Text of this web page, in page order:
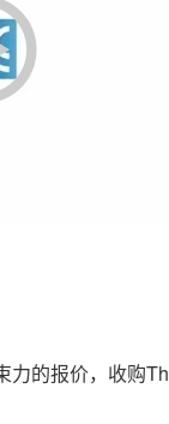
的报价，收购